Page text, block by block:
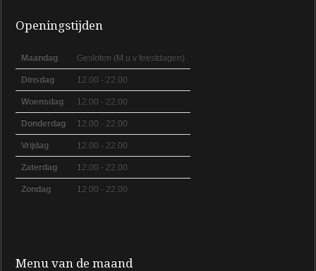
Openingstijden
Maandag Gesloten (M.u.v feestdagen)
Dinsdag 12.00 - 22.00
Woensdag 12.00 - 22.00
Donderdag 12.00 - 22.00
Vrijdag 12.00 - 22.00
Zaterdag 12.00 - 22.00
Zondag 12.00 - 22.00
Menu van de maand